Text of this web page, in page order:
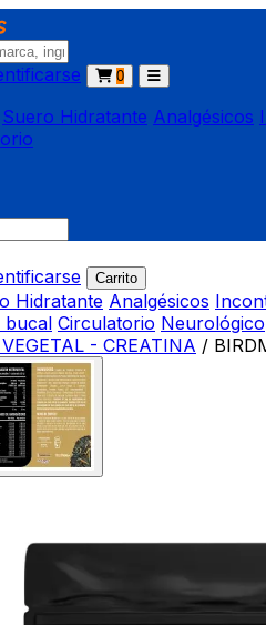
0
Suero Hidratante Analgésicos
Carrito
Hidratante Analgésicos
bucal Circulatorio Neurológico
- CREATINA /